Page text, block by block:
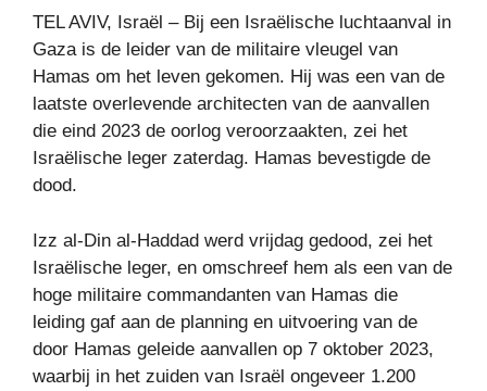
TEL AVIV, Israël – Bij een Israëlische luchtaanval in
Gaza is de leider van de militaire vleugel van
Hamas om het leven gekomen. Hij was een van de
laatste overlevende architecten van de aanvallen
die eind 2023 de oorlog veroorzaakten, zei het
Israëlische leger zaterdag. Hamas bevestigde de
dood.
Izz al-Din al-Haddad werd vrijdag gedood, zei het
Israëlische leger, en omschreef hem als een van de
hoge militaire commandanten van Hamas die
leiding gaf aan de planning en uitvoering van de
door Hamas geleide aanvallen op 7 oktober 2023,
waarbij in het zuiden van Israël ongeveer 1.200